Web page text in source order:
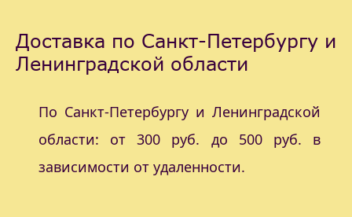
Доставка по Санкт-Петербургу и
Ленинградской области
По Санкт-Петербургу и Ленинградской
области: от 300 руб. до 500 руб. в
зависимости от удаленности.